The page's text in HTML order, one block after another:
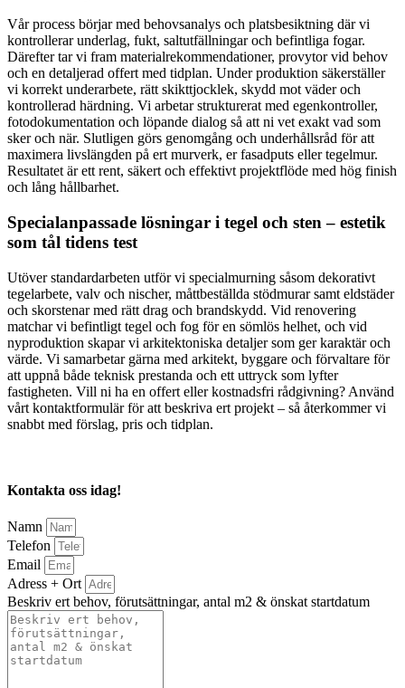
Vår process börjar med behovsanalys och platsbesiktning där vi
kontrollerar underlag, fukt, saltutfällningar och befintliga fogar.
Därefter tar vi fram materialrekommendationer, provytor vid behov
och en detaljerad offert med tidplan. Under produktion säkerställer
vi korrekt underarbete, rätt skikttjocklek, skydd mot väder och
kontrollerad härdning. Vi arbetar strukturerat med egenkontroller,
fotodokumentation och löpande dialog så att ni vet exakt vad som
sker och när. Slutligen görs genomgång och underhållsråd för att
maximera livslängden på ert murverk, er fasadputs eller tegelmur.
Resultatet är ett rent, säkert och effektivt projektflöde med hög finish
och lång hållbarhet.
Specialanpassade lösningar i tegel och sten – estetik
som tål tidens test
Utöver standardarbeten utför vi specialmurning såsom dekorativt
tegelarbete, valv och nischer, måttbeställda stödmurar samt eldstäder
och skorstenar med rätt drag och brandskydd. Vid renovering
matchar vi befintligt tegel och fog för en sömlös helhet, och vid
nyproduktion skapar vi arkitektoniska detaljer som ger karaktär och
värde. Vi samarbetar gärna med arkitekt, byggare och förvaltare för
att uppnå både teknisk prestanda och ett uttryck som lyfter
fastigheten. Vill ni ha en offert eller kostnadsfri rådgivning? Använd
vårt kontaktformulär för att beskriva ert projekt – så återkommer vi
snabbt med förslag, pris och tidplan.
Kontakta oss idag!
Namn
Telefon
Email
Adress + Ort
Beskriv ert behov, förutsättningar, antal m2 & önskat startdatum